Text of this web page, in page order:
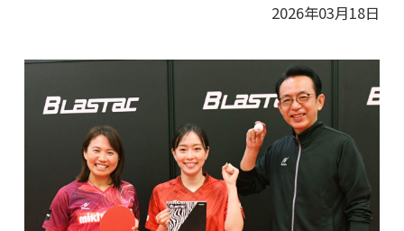
2026年03月18日